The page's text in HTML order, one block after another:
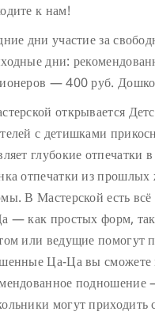
к нам!
дни участие за
дни:
— 400 руб.
открывается
с детишками
глубокие отпечатки
отпечатки из
В Мастерской есть
— как простых форм,
или ведущие помогут
Ца-Ца вы сможете
подношение
могут приходить